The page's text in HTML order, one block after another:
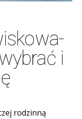
i
rodzinną